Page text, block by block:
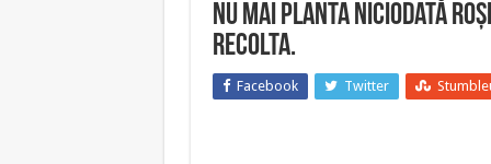
Nu mai planta niciodată
recolta.
Facebook Twitter